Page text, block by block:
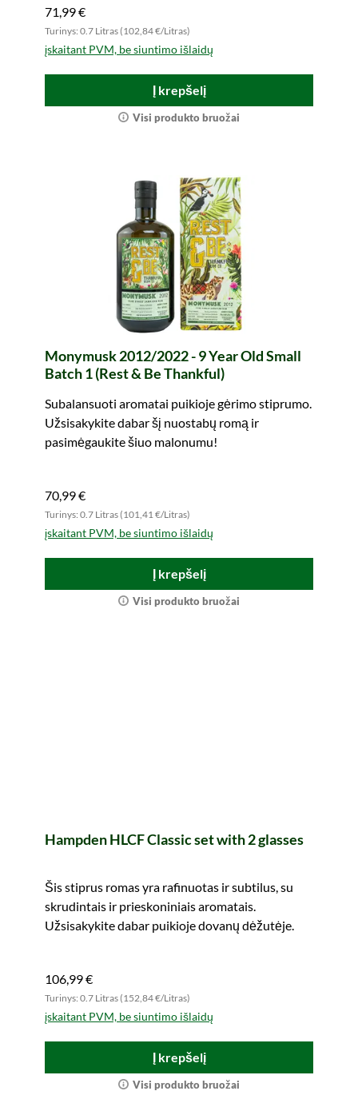
71,99 €
Turinys: 0.7 Litras (102,84 €/Litras)
įskaitant PVM, be siuntimo išlaidų
Į krepšelį
Visi produkto bruožai
Monymusk 2012/2022 - 9 Year Old Small
Batch 1 (Rest & Be Thankful)
Subalansuoti aromatai puikioje gėrimo stiprumo.
Užsisakykite dabar šį nuostabų romą ir
pasimėgaukite šiuo malonumu!
70,99 €
Turinys: 0.7 Litras (101,41 €/Litras)
įskaitant PVM, be siuntimo išlaidų
Į krepšelį
Visi produkto bruožai
Hampden HLCF Classic set with 2 glasses
Šis stiprus romas yra rafinuotas ir subtilus, su
skrudintais ir prieskoniniais aromatais.
Užsisakykite dabar puikioje dovanų dėžutėje.
106,99 €
Turinys: 0.7 Litras (152,84 €/Litras)
įskaitant PVM, be siuntimo išlaidų
Į krepšelį
Visi produkto bruožai